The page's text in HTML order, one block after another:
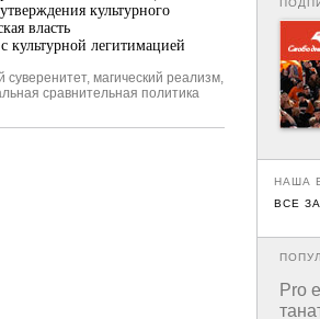
культурного
власть
культурной легитимацией
суверенитет, магический реализм,
сравнительная политика
НАША
ВСЕ
Pro